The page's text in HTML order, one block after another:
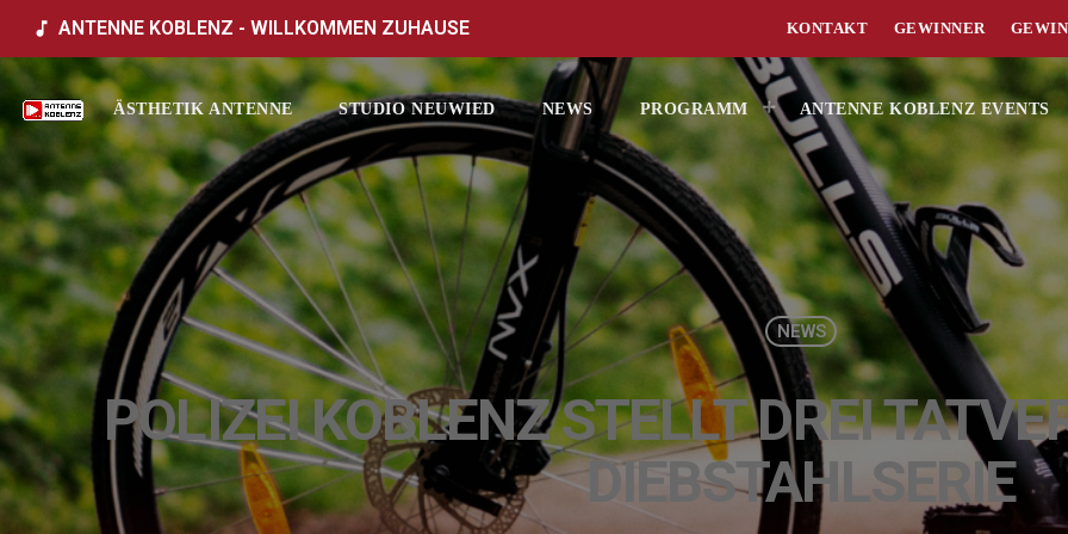
music_note ANTENNE KOBLENZ - WILLKOMMEN ZUHAUSE KONTAKT GEWINNER
ÄSTHETIK ANTENNE STUDIO NEUWIED NEWS PROGRAMM ANTENNE KOBLENZ EVENTS
NEWS
POLIZEI KOBLENZ STELLT DREI
DIEBSTAHLSERIE